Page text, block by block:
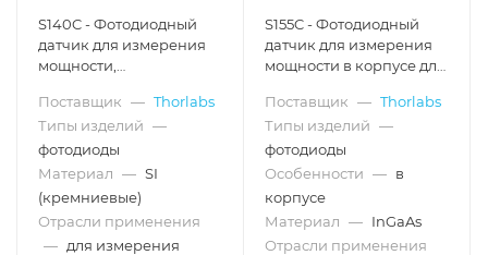
S140C - Фотодиодный
датчик для измерения
мощности,
интегрирующая сфера,
кремний, рабочий
спектральный
диапазон: 350 - 1100 нм,
макс. мощность: 500 мВт,
Thorlabs
Поставщик — Thorlabs
Типы изделий —
фотодиоды
Материал — SI
(кремниевые)
Отрасли применения
— для измерения
S155C - Фотодиодный
датчик для измерения
мощности в корпусе для
оптоволокном, InGaAs,
рабочий спектральный
диапазон: 800 - 1700 нм,
макс. мощность: 20 мВт,
Поставщик — Thorlabs
Типы изделий —
фотодиоды
Особенности — в
корпусе
Материал — InGaAs
Отрасли применения